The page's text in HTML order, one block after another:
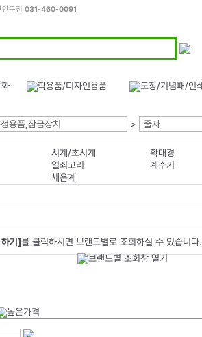
구점 031-460-0091
용품,잠금장치 > 줄자
시계/초시계 확대경
열쇠고리 계수기
체온계
기]를 클릭하시면 브랜드별로 조회하실 수 있습니다.